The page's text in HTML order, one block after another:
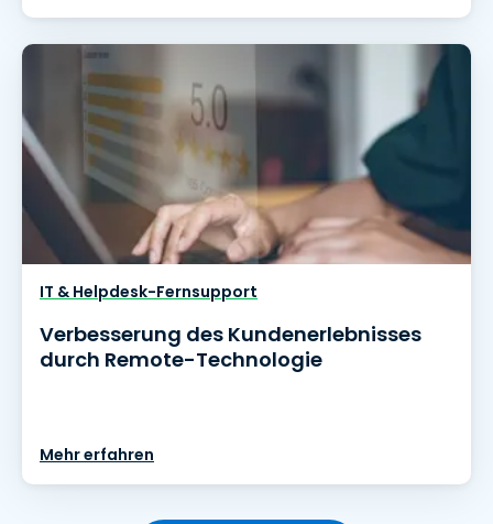
IT & Helpdesk-Fernsupport
Verbesserung des Kundenerlebnisses
durch Remote-Technologie
Mehr erfahren